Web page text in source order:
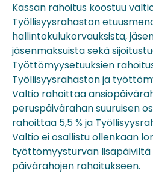
Kassan rahoitus koostuu
Työllisyysrahaston
hallintokulukorvauksista,
jäsenmaksuista sekä
Työttömyysetuuksien
Työllisyysrahaston ja
Valtio rahoittaa
peruspäivärahan suuruisen
rahoittaa 5,5 % ja
Valtio ei osallistu ollenkaan
työttömyysturvan
päivärahojen rahoitukseen.